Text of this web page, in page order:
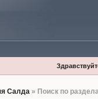
Салда» Поиск по